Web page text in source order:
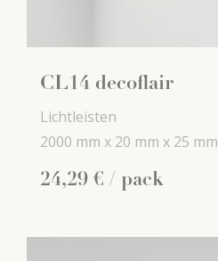
CL14 decoflair
Lichtleisten
2000 mm x 20 mm x 25 mm
24,29 € / pack